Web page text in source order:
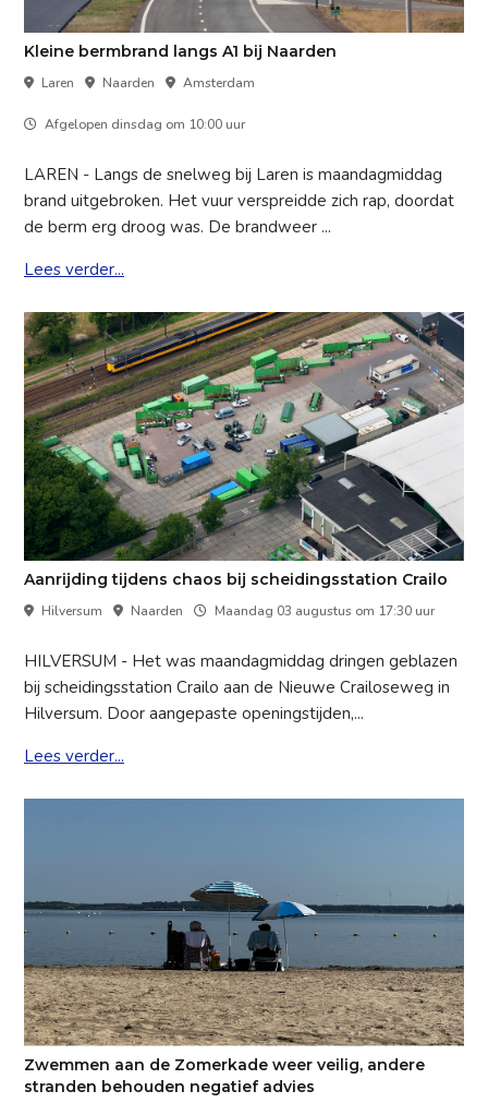
Kleine bermbrand langs A1 bij Naarden
Laren Naarden Amsterdam
Afgelopen dinsdag om 10:00 uur
LAREN - Langs de snelweg bij Laren is maandagmiddag
brand uitgebroken. Het vuur verspreidde zich rap, doordat
de berm erg droog was. De brandweer ...
Lees verder...
Aanrijding tijdens chaos bij scheidingsstation Crailo
Hilversum Naarden Maandag 03 augustus om 17:30 uur
HILVERSUM - Het was maandagmiddag dringen geblazen
bij scheidingsstation Crailo aan de Nieuwe Crailoseweg in
Hilversum. Door aangepaste openingstijden,...
Lees verder...
Zwemmen aan de Zomerkade weer veilig, andere
stranden behouden negatief advies